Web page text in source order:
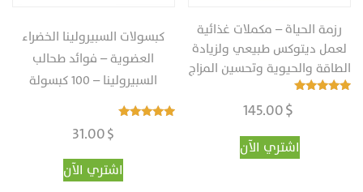
رزمة الحياة – مكملات غذائية
لعمل ديتوكس طبيعي ولزيادة
الطاقة والحيوية وتحسين المزاج
145.00$
اشتري الآن
كبسولات السبيرولينا الخضراء
العضوية – فوائد طحالب
السبيرولينا‎ – ‎‏100 كبسولة
31.00$
اشتري الآن